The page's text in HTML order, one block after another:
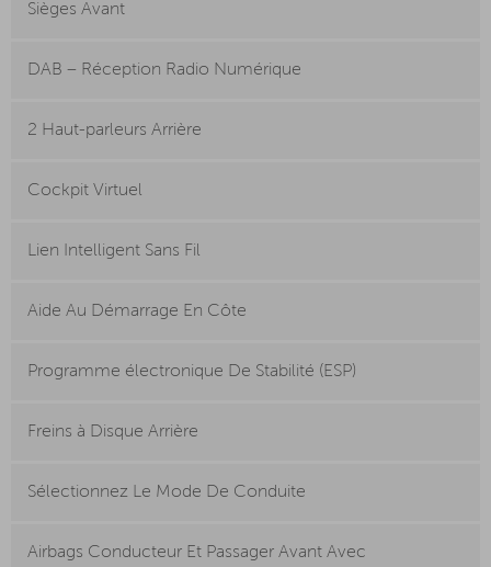
Sièges Avant
DAB – Réception Radio Numérique
2 Haut-parleurs Arrière
Cockpit Virtuel
Lien Intelligent Sans Fil
Aide Au Démarrage En Côte
Programme électronique De Stabilité (ESP)
Freins à Disque Arrière
Sélectionnez Le Mode De Conduite
Airbags Conducteur Et Passager Avant Avec